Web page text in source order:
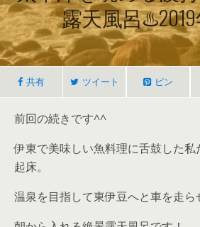
露天風呂
共有 ツイート ピン
前回の続きです^^
伊東で美味しい魚料理に舌鼓した
起床。
温泉を目指して東伊豆へと車を走ら